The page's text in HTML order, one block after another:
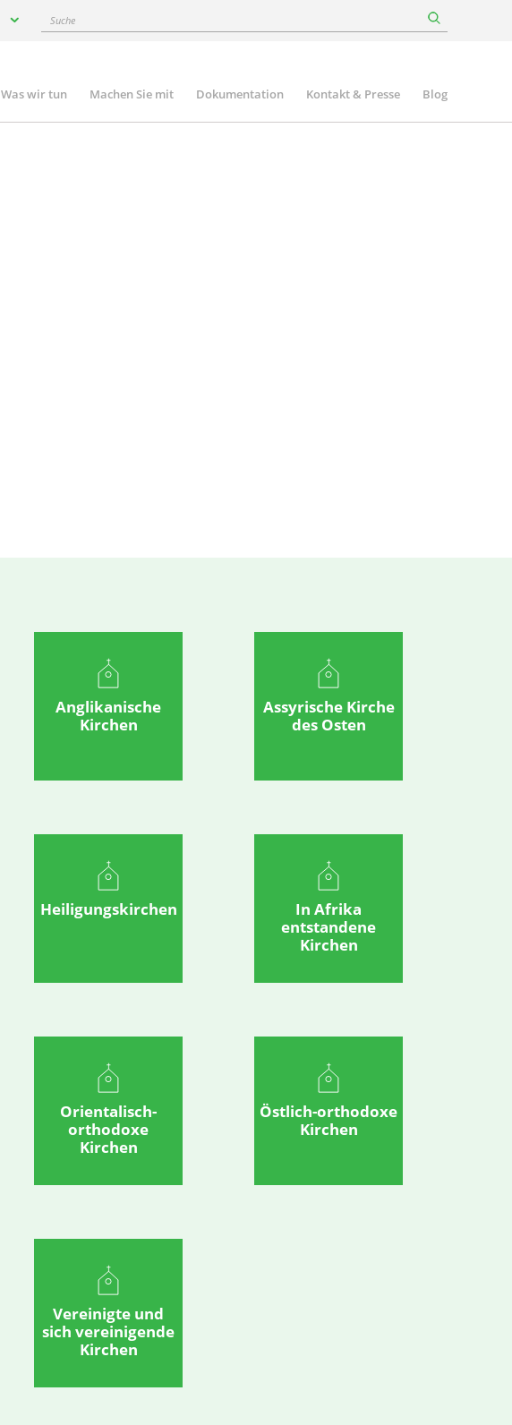
Suche
Was wir tun Machen Sie mit Dokumentation Kontakt & Presse Blog
Anglikanische
Kirchen
Assyrische Kirche
des Osten
Heiligungskirchen
In Afrika
entstandene
Kirchen
Orientalisch-
orthodoxe
Kirchen
Östlich-orthodoxe
Kirchen
Vereinigte und
sich vereinigende
Kirchen